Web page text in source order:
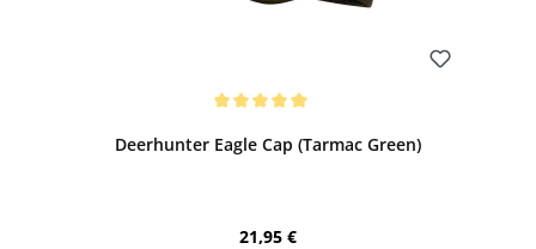
Deerhunter Eagle Cap (Tarmac Green)
Regulärer Preis:
21,95 €